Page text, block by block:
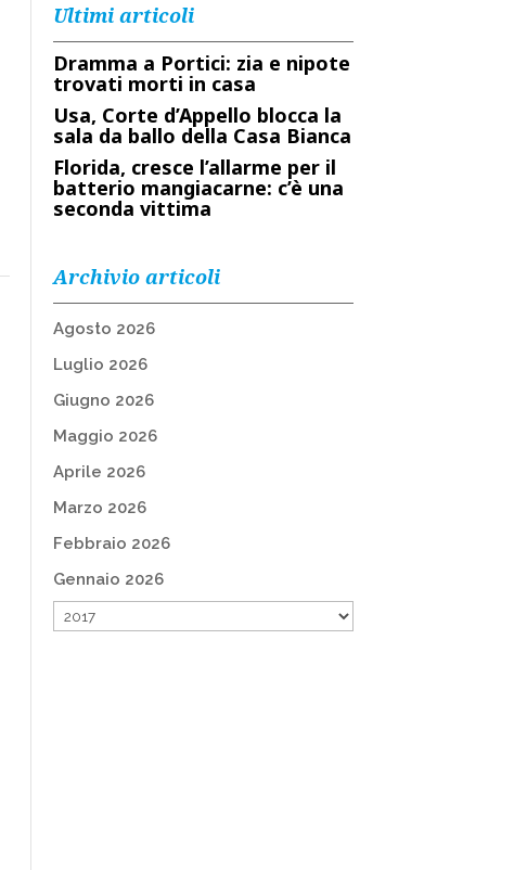
Ultimi articoli
Dramma a Portici: zia e nipote
trovati morti in casa
Usa, Corte d’Appello blocca la
sala da ballo della Casa Bianca
Florida, cresce l’allarme per il
batterio mangiacarne: c’è una
seconda vittima
Archivio articoli
Agosto 2026
Luglio 2026
Giugno 2026
Maggio 2026
Aprile 2026
Marzo 2026
Febbraio 2026
Gennaio 2026